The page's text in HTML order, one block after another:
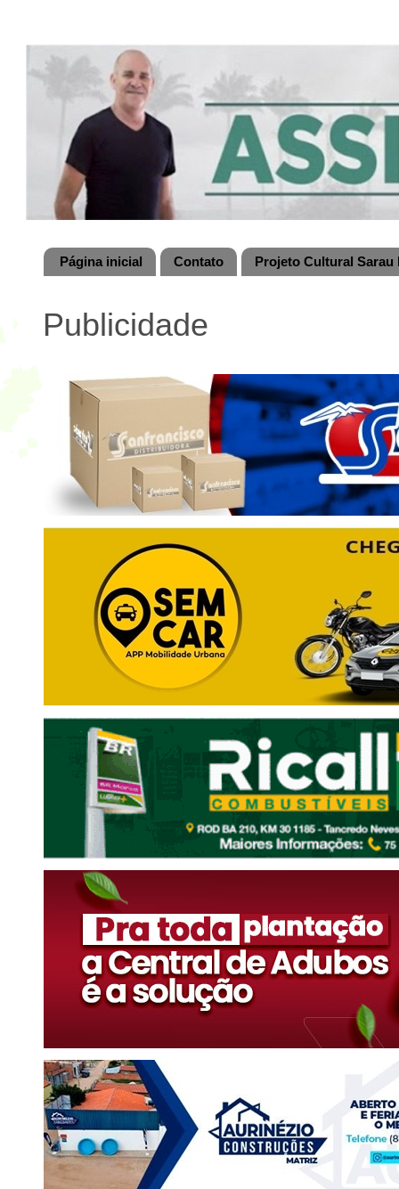
Página inicial Contato Projeto Cultural
Publicidade